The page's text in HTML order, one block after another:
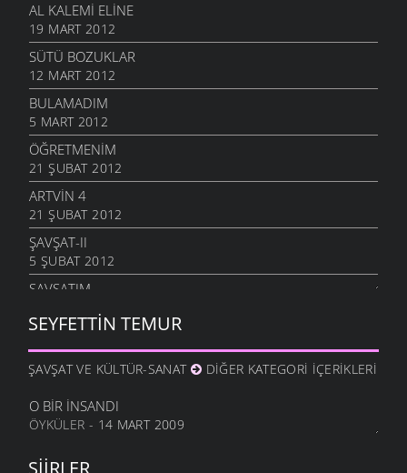
AL KALEMI ELINE
19 MART 2012
SÜTÜ BOZUKLAR
12 MART 2012
BULAMADIM
5 MART 2012
ÖĞRETMENIM
21 ŞUBAT 2012
ARTVIN 4
21 ŞUBAT 2012
ŞAVŞAT-II
5 ŞUBAT 2012
ŞAVŞATIM
METINE
17 OCAK 2012
HALA OĞLU
31 ARALIK 2011
NE OLUR OĞUL
SEYFETTIN TEMUR
ŞAVŞAT VE KÜLTÜR-SANAT DIĞER KATEGORI İÇERIKLERI
O BIR İNSANDI
ÖYKÜLER - 14 MART 2009